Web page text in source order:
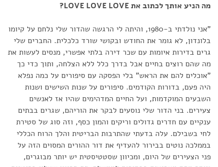
מה הניע אותך לכתוב את LOVE LOVE LOVE?
"אני נולדתי ב-1980, והיתה לי הרגשה שהדור שלי נלחם על קיומו
בלונדון, לא גומר את החודש ובקושי שורד כלכלית. החברים שלי
גרים בדירות איומות עם שכר דירה בלתי אפשרי, מנסים לעשות את
מה שהם רוצים בחיים אבל בדרך כלל ללא הצלחה, ותוך כדי כך
"אוכלים להם את הראש" בלי הפסקה עם סיפורים על כמה נפלא
היה פעם, בדורות הקודמים. סיפורים על שנות השישים ושנות
השבעים המוקדמות, ועל החיים המדהימים שהיו אז לאנשים
צעירים. בני הדור שלי נוסעים לבקר את הוריהם, שגרים בבתים
ענקיים עם חדרים גדולים וריקים והמון כסף, וזה סוג של סטירת
לחי בשבילם. עלה בדעתי שהתרבות הבריטית והלך הרוח הכללי
בממלכה נוטים בבירור להעדיף את דור ההורים המסוים הזה על
פני הצעירים של היום, ומכיוון שסטטיסטית יש יותר מבוגרים,